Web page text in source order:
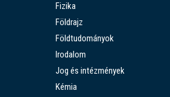
Fizika
Földrajz
Földtudományok
Irodalom
Jog és intézmények
Kémia